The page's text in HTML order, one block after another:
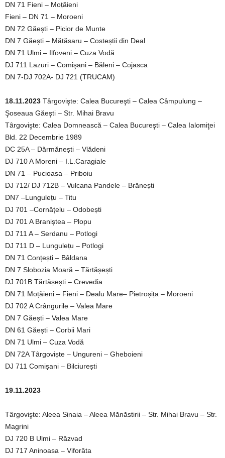
DN 71 Fieni – Moțăieni
Fieni – DN 71 – Moroeni
DN 72 Găești – Picior de Munte
DN 7 Găești – Mătăsaru – Costeștii din Deal
DN 71 Ulmi – Ilfoveni – Cuza Vodă
DJ 711 Lazuri – Comişani – Băleni – Cojasca
DN 7-DJ 702A- DJ 721 (TRUCAM)
18.11.2023 Târgovişte: Calea Bucureşti – Calea Câmpulung –
Şoseaua Găeşti – Str. Mihai Bravu
Târgovişte: Calea Domnească – Calea Bucureşti – Calea Ialomiţei
Bld. 22 Decembrie 1989
DC 25A – Dărmănești – Vlădeni
DJ 710 A Moreni – I.L.Caragiale
DN 71 – Pucioasa – Priboiu
DJ 712/ DJ 712B – Vulcana Pandele – Brănești
DN7 –Lungulețu – Titu
DJ 701 –Cornățelu – Odobești
DJ 701 A Braniștea – Plopu
DJ 711 A – Serdanu – Potlogi
DJ 711 D – Lungulețu – Potlogi
DN 71 Conțești – Bâldana
DN 7 Slobozia Moară – Tărtășești
DJ 701B Tărtășești – Crevedia
DN 71 Moțăieni – Fieni – Dealu Mare– Pietroșița – Moroeni
DJ 702 A Crângurile – Valea Mare
DN 7 Găești – Valea Mare
DN 61 Găești – Corbii Mari
DN 71 Ulmi – Cuza Vodă
DN 72A Târgoviște – Ungureni – Gheboieni
DJ 711 Comișani – Bilciurești
19.11.2023
Târgovişte: Aleea Sinaia – Aleea Mănăstirii – Str. Mihai Bravu – Str.
Magrini
DJ 720 B Ulmi – Răzvad
DJ 717 Aninoasa – Viforâta